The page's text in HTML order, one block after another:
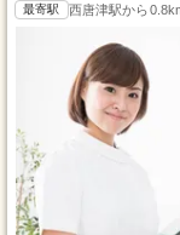
最寄駅 西唐津駅から